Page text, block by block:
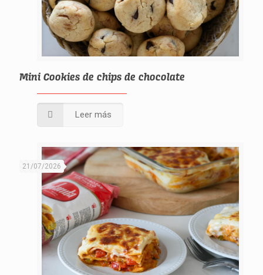
Mini Cookies de chips de chocolate
Leer más
21/07/2026